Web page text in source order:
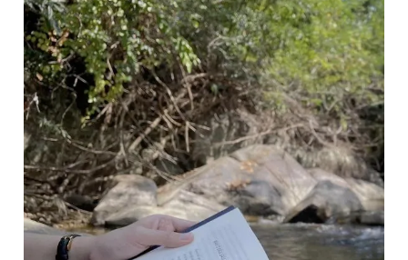
Tổng biên tập: Nguyễn Ngọc Toàn
Phó tổng biên tập thường trực: Hải Thành
Phó tổng biên tập: Lâm Hiếu Dũng
Phó tổng biên tập: Trần Việt Hưng
Tổng thư ký tòa soạn: Đức Trung
Giấy phép xuất bản số 110/GP - BTTTT cấp ngày 24.3.2020
© 2003-2026 Bản quyền thuộc về Báo Thanh Niên. Cấm sao
chép dưới mọi hình thức nếu không có sự chấp thuận bằng văn
bản. Phát triển bởi ePi Technologies, JSC.